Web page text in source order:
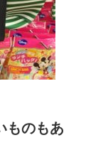
ものもあ